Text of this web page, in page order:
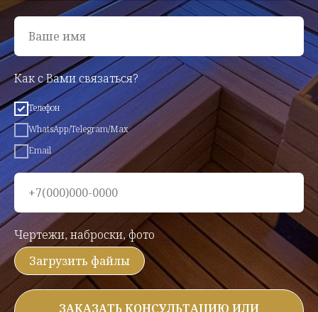
Ваше имя
Как с Вами связаться?
Телефон
WhatsApp/Telegram/Max
Email
+7(000)000-0000
Чертежи, наброски, фото
Загрузить файлы
ЗАКАЗАТЬ КОНСУЛЬТАЦИЮ ИЛИ